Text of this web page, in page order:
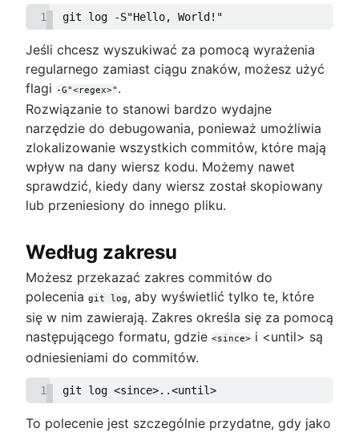
1 git log -S"Hello, World!"
Jeśli chcesz wyszukiwać za pomocą wyrażenia
regularnego zamiast ciągu znaków, możesz użyć
flagi -G"<regex>" .
Rozwiązanie to stanowi bardzo wydajne
narzędzie do debugowania, ponieważ umożliwia
zlokalizowanie wszystkich commitów, które mają
wpływ na dany wiersz kodu. Możemy nawet
sprawdzić, kiedy dany wiersz został skopiowany
lub przeniesiony do innego pliku.
Według zakresu
Możesz przekazać zakres commitów do
polecenia git log, aby wyświetlić tylko te, które
się w nim zawierają. Zakres określa się za pomocą
następującego formatu, gdzie <since> i <until> są
odniesieniami do commitów.
1 git log <since>..<until>
To polecenie jest szczególnie przydatne, gdy jako